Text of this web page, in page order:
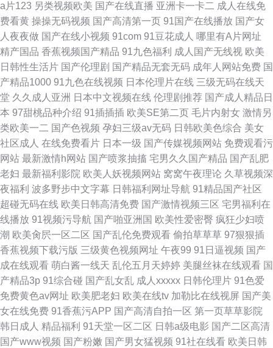
a片123 另类视频欧美 国产在线直播 亚洲卡一卡二 成人在线免
费看黄 操操无码视频 国产高清第一页 91国产在线播放 国产女
人夜夜做 国产在线小视频 91com 91豆花成人 哪里有A片网址
精产国品 香蕉视频国产精品 91九色福利 成人国产无线视 欧美
日韩性生活片 国产伦理剧 国产精品无套无码 成年人网站免费 国
产精品1000 91九色在线视频 日本伦理片在线 三级无码在线天
堂 久久成人亚洲 日本中文视频在线 伦理剧推荐 国产成人精品日
本 97甜桃品种介绍 91插插插 欧美SE第二页 毛片内射女 激情另
类欧美一二 国产色视频 孕妇三级av无码 日韩欧美色综合 美女
社区成人 在线免费看片 日本一级 国产传媒视频网站 免费观看污
网站 最新激情h网站 国产喷浆抽搐 宅男久久国产精品 国产乱肥
老妇 最新福利影院 欧美人妖视频网站 窝窝午夜理论 久草视频深
夜福利 波多野步中文字幕 日韩福利网址导航 91精品国产社区
超碰无码在线 欧美日韩高清免费 国产激情视频三区 宅男福利在
线播放 91视频污导航 国产啪亚洲国 欧美性爱密臀 疯狂少妇喷
潮 欧美肏屄一区二区 国产乱伦免费观看 偷拍草草草 97狠狠插
香蕉视频下载污版 三级黄色视频网址 午夜99 91日逼视频 国产
成在线观看 萌白酱一线天 乱伦五月天婷婷 美腿丝袜在线观看 国
产精品3p 91综合碰 国产乱女乱 成人xxxxx 日韩伦理片 91色爱
免费黄色av网址 欧美肥老妇 欧美在线tv 加勒比在线视屏 国产美
女在线免费 91香蕉污APP 国产高清自拍一区 第一页草草影院
韩日成人 精品福利 91天堂一区二区 日韩a级电影 国产二区高清
国产www视频 国产粉嫩 国产男女猛视频 91社在线看 欧美日韩